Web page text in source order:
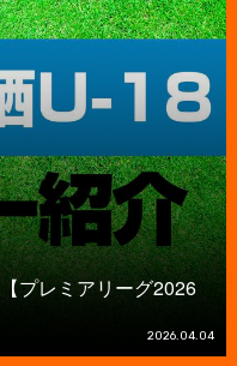
プレミアリーグ2026
2026.04.04